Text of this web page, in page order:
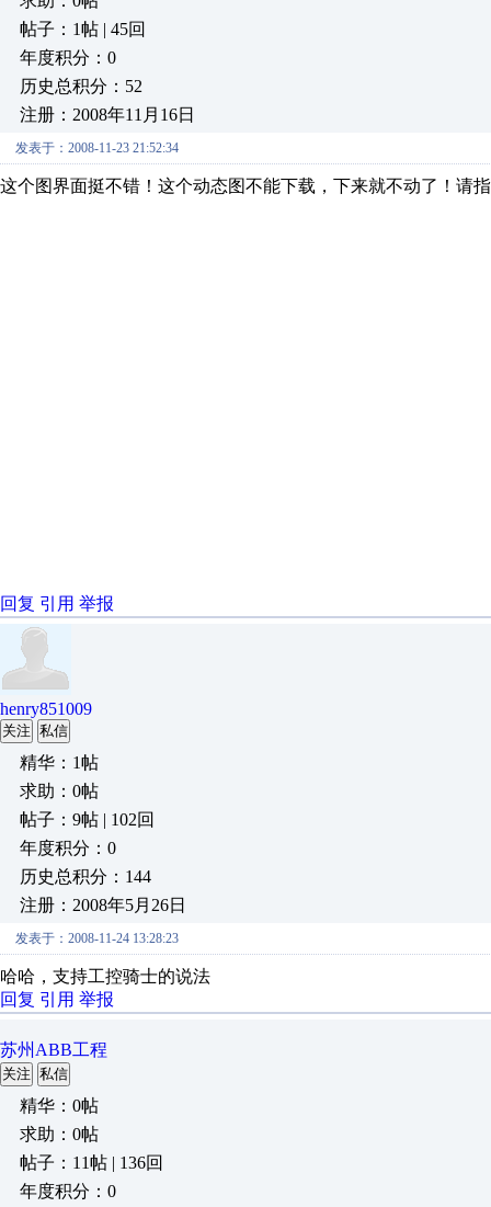
帖子：1帖 | 45回
年度积分：0
历史总积分：52
注册：2008年11月16日
发表于：2008-11-23 21:52:34
这个图界面挺不错！这个动态图不能下载，下来就不动了！请
回复 引用 举报
henry851009
关注 私信
精华：1帖
求助：0帖
帖子：9帖 | 102回
年度积分：0
历史总积分：144
注册：2008年5月26日
发表于：2008-11-24 13:28:23
哈哈，支持工控骑士的说法
回复 引用 举报
苏州ABB工程
关注 私信
精华：0帖
求助：0帖
帖子：11帖 | 136回
年度积分：0